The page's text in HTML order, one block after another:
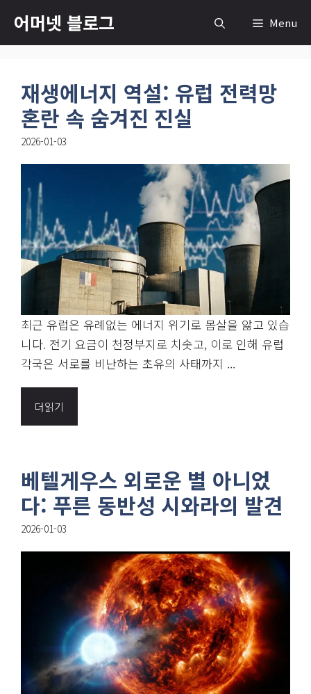
츠
어머넷 블로그 Menu
재생에너지 역설: 유럽 전력망
혼란 속 숨겨진 진실
2026-01-03
최근 유럽은 유례없는 에너지 위기로 몸살을 앓고 있습
니다. 전기 요금이 천정부지로 치솟고, 이로 인해 유럽
각국은 서로를 비난하는 초유의 사태까지 ...
더읽기
베텔게우스 외로운 별 아니었
다: 푸른 동반성 시와라의 발견
2026-01-03